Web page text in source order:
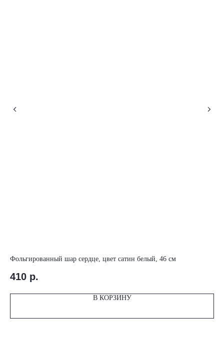
Фольгированный шар сердце, цвет сатин белый, 46 см
410 р.
В КОРЗИНУ